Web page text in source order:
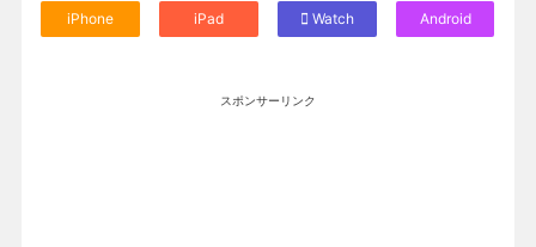
iPhone iPad Watch Android
スポンサーリンク